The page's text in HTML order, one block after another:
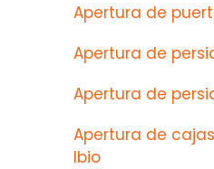
Apertura de
Apertura de
Apertura de
Apertura de
Ibio